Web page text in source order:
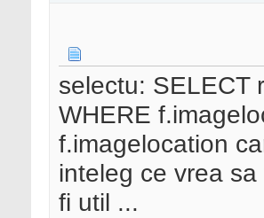
selectu: SELECT
WHERE
f.imagelocation
inteleg ce vrea
fi util ...